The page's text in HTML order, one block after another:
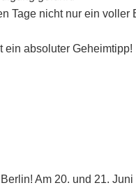
Tage nicht nur ein voller
ein absoluter Geheimtipp!
Am 20. und 21.